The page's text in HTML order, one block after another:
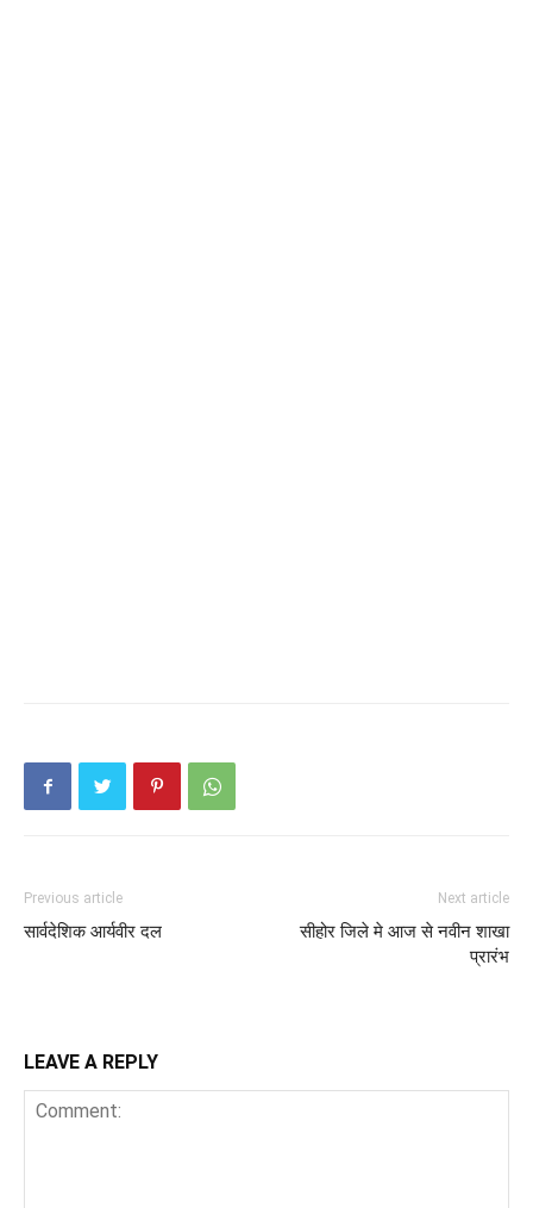
Previous article
सार्वदेशिक आर्यवीर दल
Next article
सीहोर जिले मे आज से नवीन शाखा
प्रारंभ
LEAVE A REPLY